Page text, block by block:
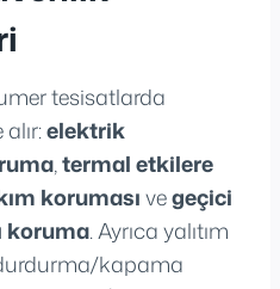
tesisatlarda
elektrik
,termal etkilere
korumasıvegeçici
koruma. Ayrıca yalıtım
kapama